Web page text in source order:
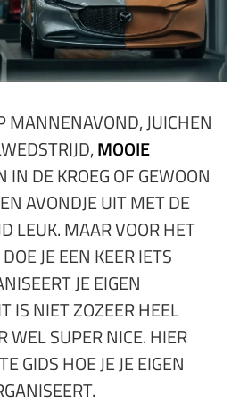
MANNENAVOND, JUICHEN
MOOIE
IN DE KROEG OF GEWOON
AVONDJE UIT MET DE
LEUK. MAAR VOOR HET
JE EEN KEER IETS
JE EIGEN
IS NIET ZOZEER HEEL
WEL SUPER NICE. HIER
GIDS HOE JE JE EIGEN